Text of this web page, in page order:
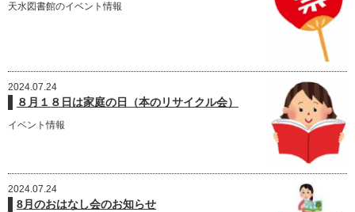
天水図書館のイベント情報
2024.07.24
８月１８日は家庭の日（本のリサイクル会）
イベント情報
2024.07.24
8月のおはなし会のお知らせ